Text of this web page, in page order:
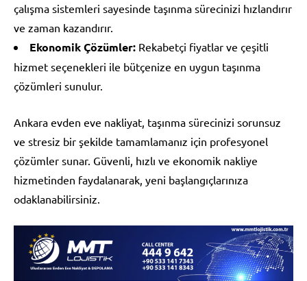
çalışma sistemleri sayesinde taşınma sürecinizi hızlandırır
ve zaman kazandırır.
Ekonomik Çözümler: Rekabetçi fiyatlar ve çeşitli
hizmet seçenekleri ile bütçenize en uygun taşınma
çözümleri sunulur.
Ankara evden eve nakliyat, taşınma sürecinizi sorunsuz
ve stresiz bir şekilde tamamlamanız için profesyonel
çözümler sunar. Güvenli, hızlı ve ekonomik nakliye
hizmetinden faydalanarak, yeni başlangıçlarınıza
odaklanabilirsiniz.